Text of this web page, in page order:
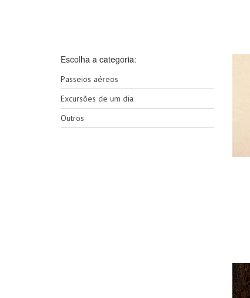
Escolha a categoria:
Passeios aéreos
Excursões de um dia
Outros